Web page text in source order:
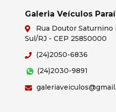
Galeria Veículos
Rua Doutor Saturnino
Sul/RJ - CEP 25850000
(24)2050-6836
(24)2030-9891